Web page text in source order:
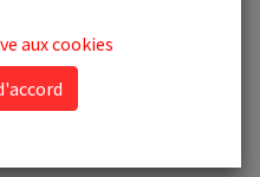
spray aérosol
aux cookies